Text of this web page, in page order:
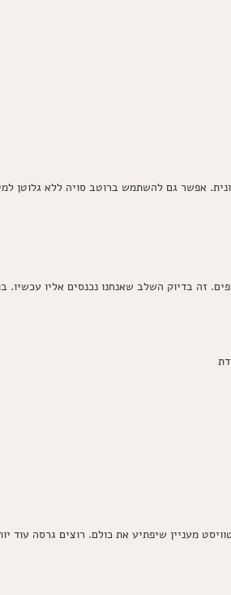
אפשר גם להשתמש ברוטב סויה ללא גלוטן
זה בדיוק השלב שאנחנו נכנסים אליו עכשיו.
מעניין שיפתיע את כולם. רוצים גרסה עוד